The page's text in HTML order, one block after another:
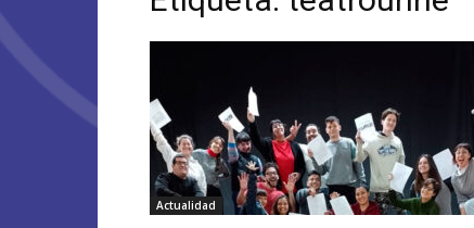
Actualidad